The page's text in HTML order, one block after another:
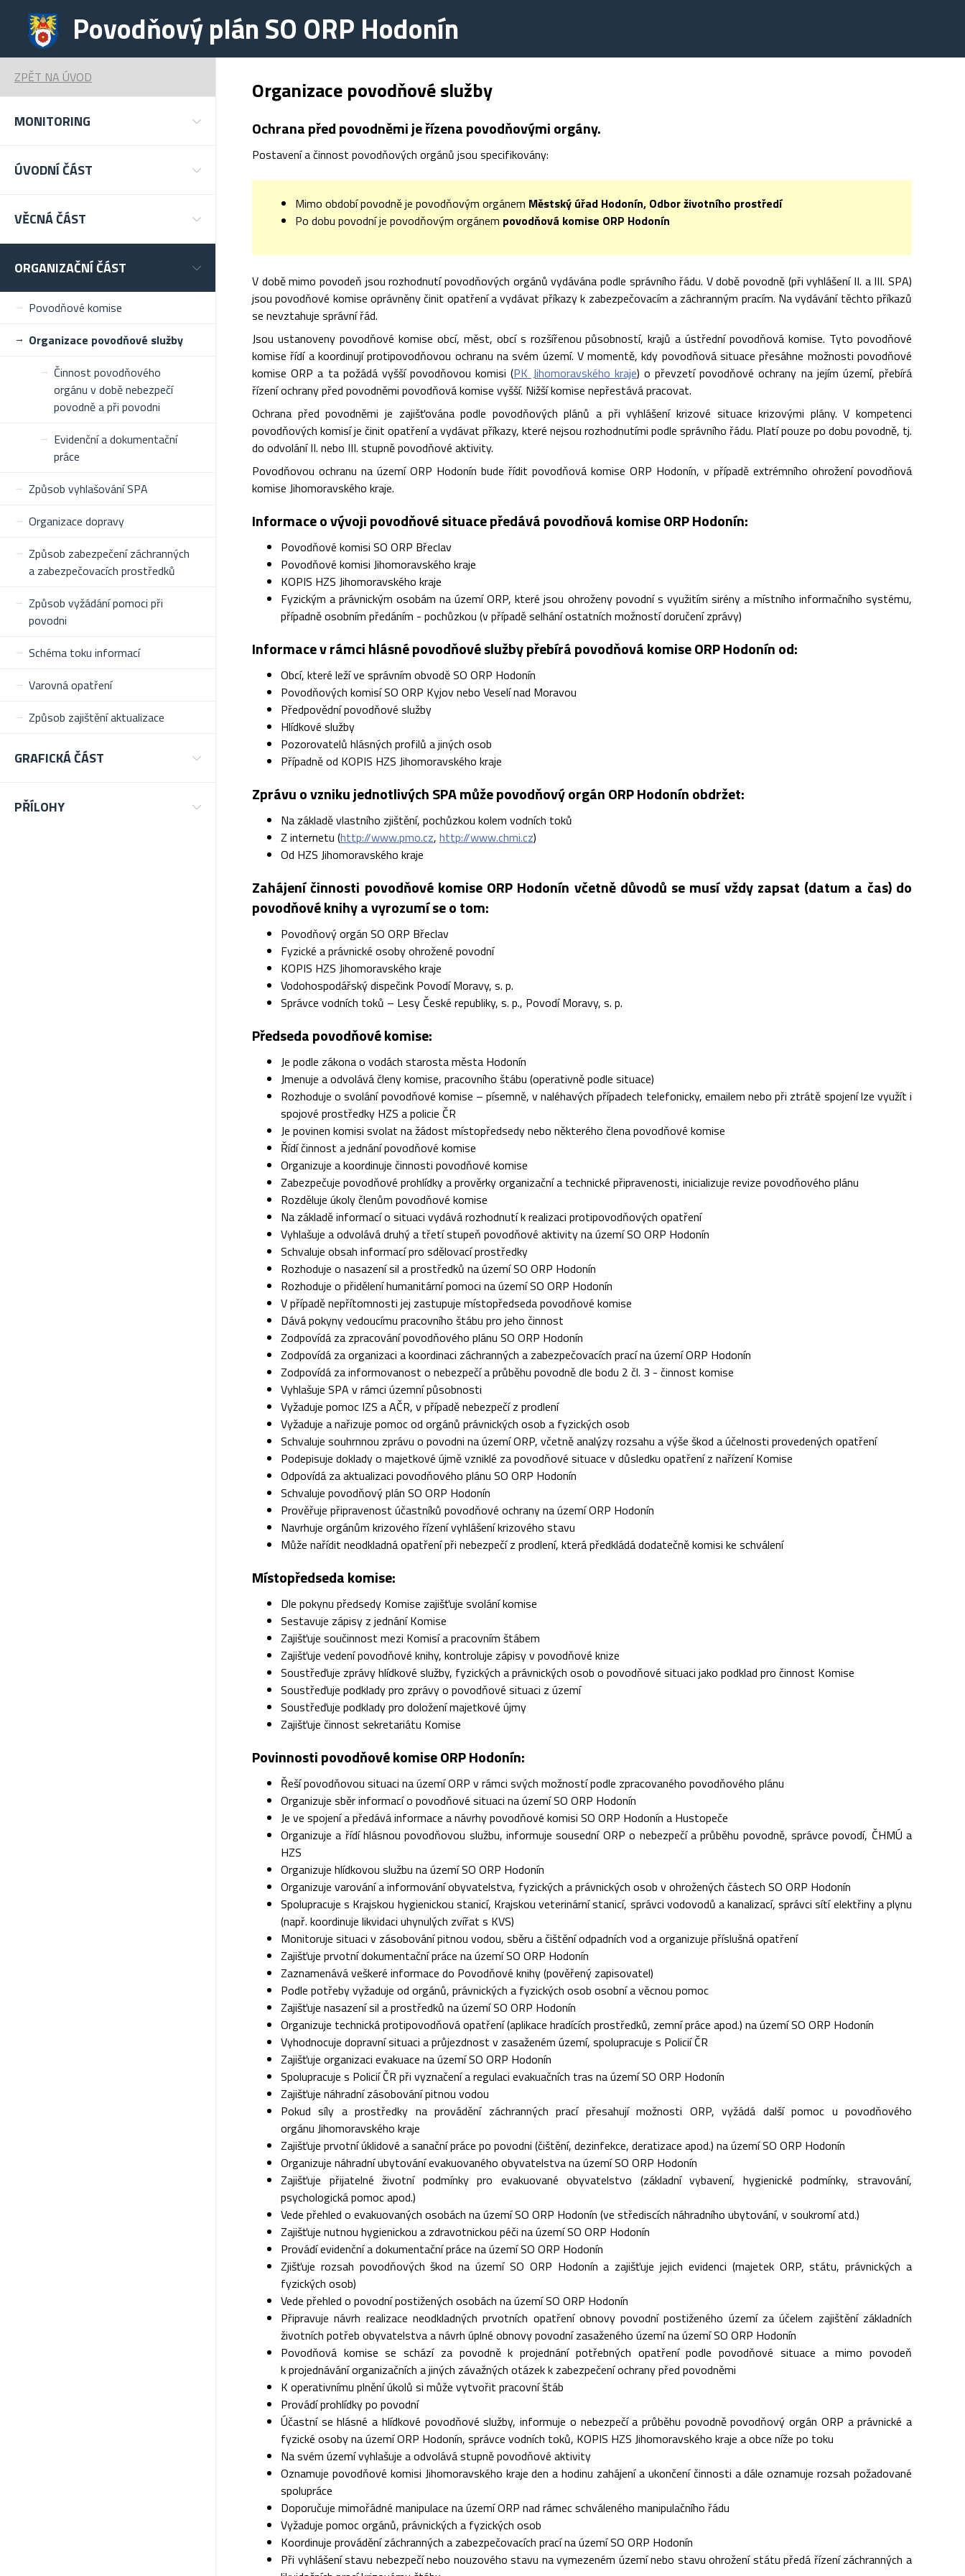
Povodňový plán SO ORP Hodonín
ZPĚT NA ÚVOD
MONITORING
ÚVODNÍ ČÁST
VĚCNÁ ČÁST
ORGANIZAČNÍ ČÁST
Povodňové komise
Organizace povodňové služby
Činnost povodňového
orgánu v době nebezpečí
povodně a při povodni
Evidenční a dokumentační
práce
Způsob vyhlašování SPA
Organizace dopravy
Způsob zabezpečení záchranných
a zabezpečovacích prostředků
Způsob vyžádání pomoci při
povodni
Schéma toku informací
Varovná opatření
Způsob zajištění aktualizace
GRAFICKÁ ČÁST
PŘÍLOHY
Organizace povodňové služby
Ochrana před povodněmi je řízena povodňovými orgány.
Postavení a činnost povodňových orgánů jsou specifikovány:
Mimo období povodně je povodňovým orgánem Městský úřad Hodonín, Odbor životního prostředí
Po dobu povodní je povodňovým orgánem povodňová komise ORP Hodonín
V době mimo povodeň jsou rozhodnutí povodňových orgánů vydávána podle správního řádu. V době povodně (při vyhlášení II. a III. SPA)
jsou povodňové komise oprávněny činit opatření a vydávat příkazy k zabezpečovacím a záchranným pracím. Na vydávání těchto příkazů
se nevztahuje správní řád.
Jsou ustanoveny povodňové komise obcí, měst, obcí s rozšířenou působností, krajů a ústřední povodňová komise. Tyto povodňové
komise řídí a koordinují protipovodňovou ochranu na svém území. V momentě, kdy povodňová situace přesáhne možnosti povodňové
komise ORP a ta požádá vyšší povodňovou komisi (PK Jihomoravského kraje) o převzetí povodňové ochrany na jejím území, přebírá
řízení ochrany před povodněmi povodňová komise vyšší. Nižší komise nepřestává pracovat.
Ochrana před povodněmi je zajišťována podle povodňových plánů a při vyhlášení krizové situace krizovými plány. V kompetenci
povodňových komisí je činit opatření a vydávat příkazy, které nejsou rozhodnutími podle správního řádu. Platí pouze po dobu povodně, tj.
do odvolání II. nebo III. stupně povodňové aktivity.
Povodňovou ochranu na území ORP Hodonín bude řídit povodňová komise ORP Hodonín, v případě extrémního ohrožení povodňová
komise Jihomoravského kraje.
Informace o vývoji povodňové situace předává povodňová komise ORP Hodonín:
Povodňové komisi SO ORP Břeclav
Povodňové komisi Jihomoravského kraje
KOPIS HZS Jihomoravského kraje
Fyzickým a právnickým osobám na území ORP, které jsou ohroženy povodní s využitím sirény a místního informačního systému,
případně osobním předáním - pochůzkou (v případě selhání ostatních možností doručení zprávy)
Informace v rámci hlásné povodňové služby přebírá povodňová komise ORP Hodonín od:
Obcí, které leží ve správním obvodě SO ORP Hodonín
Povodňových komisí SO ORP Kyjov nebo Veselí nad Moravou
Předpovědní povodňové služby
Hlídkové služby
Pozorovatelů hlásných profilů a jiných osob
Případně od KOPIS HZS Jihomoravského kraje
Zprávu o vzniku jednotlivých SPA může povodňový orgán ORP Hodonín obdržet:
Na základě vlastního zjištění, pochůzkou kolem vodních toků
Z internetu (http://www.pmo.cz, http://www.chmi.cz)
Od HZS Jihomoravského kraje
Zahájení činnosti povodňové komise ORP Hodonín včetně důvodů se musí vždy zapsat (datum a čas) do
povodňové knihy a vyrozumí se o tom:
Povodňový orgán SO ORP Břeclav
Fyzické a právnické osoby ohrožené povodní
KOPIS HZS Jihomoravského kraje
Vodohospodářský dispečink Povodí Moravy, s. p.
Správce vodních toků – Lesy České republiky, s. p., Povodí Moravy, s. p.
Předseda povodňové komise:
Je podle zákona o vodách starosta města Hodonín
Jmenuje a odvolává členy komise, pracovního štábu (operativně podle situace)
Rozhoduje o svolání povodňové komise – písemně, v naléhavých případech telefonicky, emailem nebo při ztrátě spojení lze využít i
spojové prostředky HZS a policie ČR
Je povinen komisi svolat na žádost místopředsedy nebo některého člena povodňové komise
Řídí činnost a jednání povodňové komise
Organizuje a koordinuje činnosti povodňové komise
Zabezpečuje povodňové prohlídky a prověrky organizační a technické připravenosti, inicializuje revize povodňového plánu
Rozděluje úkoly členům povodňové komise
Na základě informací o situaci vydává rozhodnutí k realizaci protipovodňových opatření
Vyhlašuje a odvolává druhý a třetí stupeň povodňové aktivity na území SO ORP Hodonín
Schvaluje obsah informací pro sdělovací prostředky
Rozhoduje o nasazení sil a prostředků na území SO ORP Hodonín
Rozhoduje o přidělení humanitární pomoci na území SO ORP Hodonín
V případě nepřítomnosti jej zastupuje místopředseda povodňové komise
Dává pokyny vedoucímu pracovního štábu pro jeho činnost
Zodpovídá za zpracování povodňového plánu SO ORP Hodonín
Zodpovídá za organizaci a koordinaci záchranných a zabezpečovacích prací na území ORP Hodonín
Zodpovídá za informovanost o nebezpečí a průběhu povodně dle bodu 2 čl. 3 - činnost komise
Vyhlašuje SPA v rámci územní působnosti
Vyžaduje pomoc IZS a AČR, v případě nebezpečí z prodlení
Vyžaduje a nařizuje pomoc od orgánů právnických osob a fyzických osob
Schvaluje souhrnnou zprávu o povodni na území ORP, včetně analýzy rozsahu a výše škod a účelnosti provedených opatření
Podepisuje doklady o majetkové újmě vzniklé za povodňové situace v důsledku opatření z nařízení Komise
Odpovídá za aktualizaci povodňového plánu SO ORP Hodonín
Schvaluje povodňový plán SO ORP Hodonín
Prověřuje připravenost účastníků povodňové ochrany na území ORP Hodonín
Navrhuje orgánům krizového řízení vyhlášení krizového stavu
Může nařídit neodkladná opatření při nebezpečí z prodlení, která předkládá dodatečně komisi ke schválení
Místopředseda komise:
Dle pokynu předsedy Komise zajišťuje svolání komise
Sestavuje zápisy z jednání Komise
Zajišťuje součinnost mezi Komisí a pracovním štábem
Zajišťuje vedení povodňové knihy, kontroluje zápisy v povodňové knize
Soustřeďuje zprávy hlídkové služby, fyzických a právnických osob o povodňové situaci jako podklad pro činnost Komise
Soustřeďuje podklady pro zprávy o povodňové situaci z území
Soustřeďuje podklady pro doložení majetkové újmy
Zajišťuje činnost sekretariátu Komise
Povinnosti povodňové komise ORP Hodonín:
Řeší povodňovou situaci na území ORP v rámci svých možností podle zpracovaného povodňového plánu
Organizuje sběr informací o povodňové situaci na území SO ORP Hodonín
Je ve spojení a předává informace a návrhy povodňové komisi SO ORP Hodonín a Hustopeče
Organizuje a řídí hlásnou povodňovou službu, informuje sousední ORP o nebezpečí a průběhu povodně, správce povodí, ČHMÚ a
HZS
Organizuje hlídkovou službu na území SO ORP Hodonín
Organizuje varování a informování obyvatelstva, fyzických a právnických osob v ohrožených částech SO ORP Hodonín
Spolupracuje s Krajskou hygienickou stanicí, Krajskou veterinární stanicí, správci vodovodů a kanalizací, správci sítí elektřiny a plynu
(např. koordinuje likvidaci uhynulých zvířat s KVS)
Monitoruje situaci v zásobování pitnou vodou, sběru a čištění odpadních vod a organizuje příslušná opatření
Zajišťuje prvotní dokumentační práce na území SO ORP Hodonín
Zaznamenává veškeré informace do Povodňové knihy (pověřený zapisovatel)
Podle potřeby vyžaduje od orgánů, právnických a fyzických osob osobní a věcnou pomoc
Zajišťuje nasazení sil a prostředků na území SO ORP Hodonín
Organizuje technická protipovodňová opatření (aplikace hradících prostředků, zemní práce apod.) na území SO ORP Hodonín
Vyhodnocuje dopravní situaci a průjezdnost v zasaženém území, spolupracuje s Policií ČR
Zajišťuje organizaci evakuace na území SO ORP Hodonín
Spolupracuje s Policií ČR při vyznačení a regulaci evakuačních tras na území SO ORP Hodonín
Zajišťuje náhradní zásobování pitnou vodou
Pokud síly a prostředky na provádění záchranných prací přesahují možnosti ORP, vyžádá další pomoc u povodňového
orgánu Jihomoravského kraje
Zajišťuje prvotní úklidové a sanační práce po povodni (čištění, dezinfekce, deratizace apod.) na území SO ORP Hodonín
Organizuje náhradní ubytování evakuovaného obyvatelstva na území SO ORP Hodonín
Zajišťuje přijatelné životní podmínky pro evakuované obyvatelstvo (základní vybavení, hygienické podmínky, stravování,
psychologická pomoc apod.)
Vede přehled o evakuovaných osobách na území SO ORP Hodonín (ve střediscích náhradního ubytování, v soukromí atd.)
Zajišťuje nutnou hygienickou a zdravotnickou péči na území SO ORP Hodonín
Provádí evidenční a dokumentační práce na území SO ORP Hodonín
Zjišťuje rozsah povodňových škod na území SO ORP Hodonín a zajišťuje jejich evidenci (majetek ORP, státu, právnických a
fyzických osob)
Vede přehled o povodní postižených osobách na území SO ORP Hodonín
Připravuje návrh realizace neodkladných prvotních opatření obnovy povodní postiženého území za účelem zajištění základních
životních potřeb obyvatelstva a návrh úplné obnovy povodní zasaženého území na území SO ORP Hodonín
Povodňová komise se schází za povodně k projednání potřebných opatření podle povodňové situace a mimo povodeň
k projednávání organizačních a jiných závažných otázek k zabezpečení ochrany před povodněmi
K operativnímu plnění úkolů si může vytvořit pracovní štáb
Provádí prohlídky po povodní
Účastní se hlásné a hlídkové povodňové služby, informuje o nebezpečí a průběhu povodně povodňový orgán ORP a právnické a
fyzické osoby na území ORP Hodonín, správce vodních toků, KOPIS HZS Jihomoravského kraje a obce níže po toku
Na svém území vyhlašuje a odvolává stupně povodňové aktivity
Oznamuje povodňové komisi Jihomoravského kraje den a hodinu zahájení a ukončení činnosti a dále oznamuje rozsah požadované
spolupráce
Doporučuje mimořádné manipulace na území ORP nad rámec schváleného manipulačního řádu
Vyžaduje pomoc orgánů, právnických a fyzických osob
Koordinuje provádění záchranných a zabezpečovacích prací na území SO ORP Hodonín
Při vyhlášení stavu nebezpečí nebo nouzového stavu na vymezeném území nebo stavu ohrožení státu předá řízení záchranných a